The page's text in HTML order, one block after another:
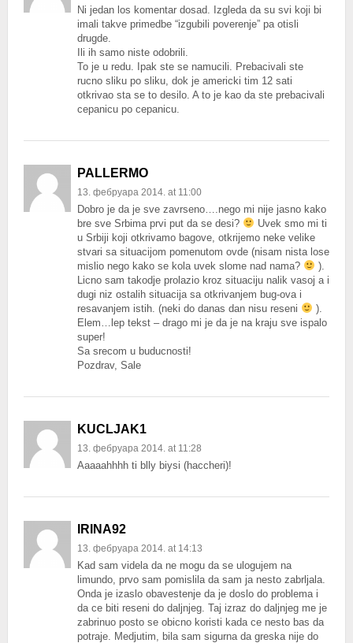
Ni jedan los komentar dosad. Izgleda da su svi koji bi
imali takve primedbe “izgubili poverenje” pa otisli
drugde.
Ili ih samo niste odobrili.
To je u redu. Ipak ste se namucili. Prebacivali ste
rucno sliku po sliku, dok je americki tim 12 sati
otkrivao sta se to desilo. A to je kao da ste prebacivali
cepanicu po cepanicu.
PALLERMO
13. фебруара 2014. at 11:00
Dobro je da je sve zavrseno….nego mi nije jasno kako
bre sve Srbima prvi put da se desi?
Uvek smo mi ti
u Srbiji koji otkrivamo bagove, otkrijemo neke velike
stvari sa situacijom pomenutom ovde (nisam nista lose
mislio nego kako se kola uvek slome nad nama?
).
Licno sam takodje prolazio kroz situaciju nalik vasoj a i
dugi niz ostalih situacija sa otkrivanjem bug-ova i
resavanjem istih. (neki do danas dan nisu reseni
).
Elem…lep tekst – drago mi je da je na kraju sve ispalo
super!
Sa srecom u buducnosti!
Pozdrav, Sale
KUCLJAK1
13. фебруара 2014. at 11:28
Aaaaahhhh ti blly biysi (haccheri)!
IRINA92
13. фебруара 2014. at 14:13
Kad sam videla da ne mogu da se ulogujem na
limundo, prvo sam pomislila da sam ja nesto zabrljala.
Onda je izaslo obavestenje da je doslo do problema i
da ce biti reseni do daljnjeg. Taj izraz do daljnjeg me je
zabrinuo posto se obicno koristi kada ce nesto bas da
potraje. Medjutim, bila sam sigurna da greska nije do